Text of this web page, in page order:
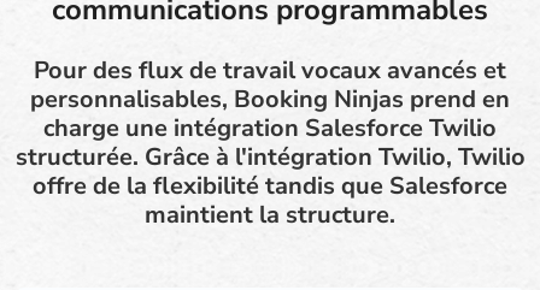
communications programmables
Pour des flux de travail vocaux avancés et
personnalisables, Booking Ninjas prend en
charge une intégration Salesforce Twilio
structurée. Grâce à l'intégration Twilio, Twilio
offre de la flexibilité tandis que Salesforce
maintient la structure.